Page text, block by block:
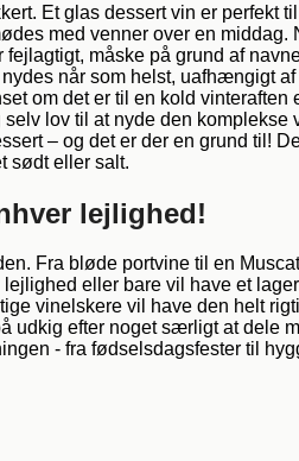
Et glas dessert vin er
med venner over en
måske på grund af
når som helst, uafhængigt
om det er til en kold vinteraften
lov til at nyde den
– og det er der en grund til!
sødt eller salt.
lejlighed!
Fra bløde portvine til en
eller bare vil have et
vinelskere vil have den helt
udkig efter noget særligt at dele
- fra fødselsdagsfester til